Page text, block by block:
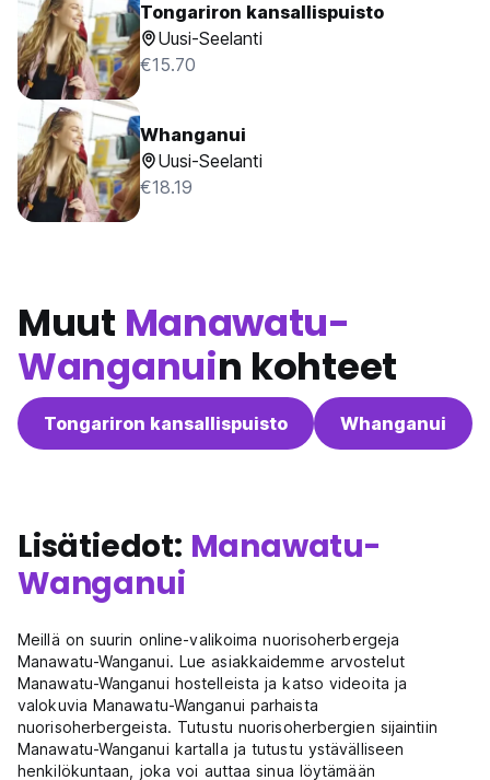
Tongariron kansallispuisto
Uusi-Seelanti
€15.70
Whanganui
Uusi-Seelanti
€18.19
Muut Manawatu-
Wanganuin kohteet
Tongariron kansallispuisto Whanganui
Lisätiedot: Manawatu-
Wanganui
Meillä on suurin online-valikoima nuorisoherbergeja
Manawatu-Wanganui. Lue asiakkaidemme arvostelut
Manawatu-Wanganui hostelleista ja katso videoita ja
valokuvia Manawatu-Wanganui parhaista
nuorisoherbergeista. Tutustu nuorisoherbergien sijaintiin
Manawatu-Wanganui kartalla ja tutustu ystävälliseen
henkilökuntaan, joka voi auttaa sinua löytämään